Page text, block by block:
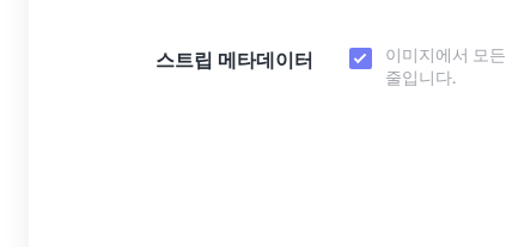
스트립 메타데이터
이미지에서 모
줄입니다.